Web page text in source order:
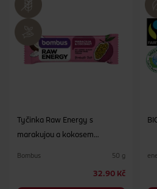
použití minimálního množství
Neobsahují přidaný cukr,
laktózu. Při výrobě tyčinek
čímž surovinám uchováváme
umožňuje rychlý příjem zdravé
ale také lidem se zdravotním
alternativního stravování. Tyčinky
vegetariány i celiaky a nezklamou
Tyčinka Raw Energy s
marakujou a kokosem
Bombus 50 g
32.90 Kč